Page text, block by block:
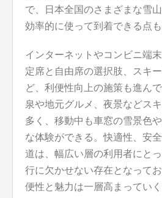
で、日本全国のさまざまな雪
効率的に使って到着できる点も
インターネットやコンビニ端
定席と自由席の選択肢、スキ
ど、利便性向上の施策も進ん
泉や地元グルメ、夜景などス
多く、移動中も車窓の雪景色
な体験ができる。快適性、安
道は、幅広い層の利用者にと
行に欠かせない存在となって
便性と魅力は一層高まっていく